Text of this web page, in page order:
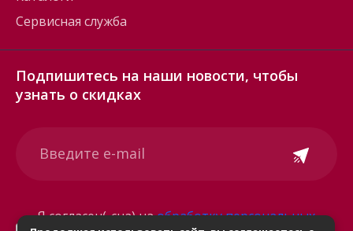
Сервисная служба
Подпишитесь на наши новости, чтобы
узнать о скидках
Я согласен(-сна) наобработку персональных